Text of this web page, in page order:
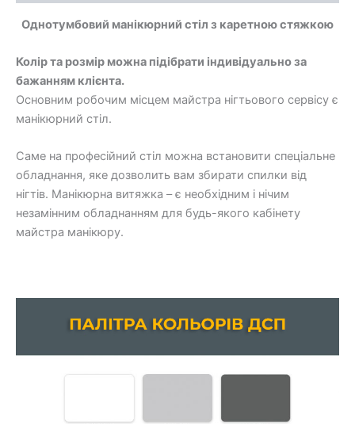
Однотумбовий манікюрний стіл з каретною стяжкою
Колір та розмір можна підібрати індивідуально за
бажанням клієнта.
Основним робочим місцем майстра нігтьового сервісу є
манікюрний стіл.
Саме на професійний стіл можна встановити спеціальне
обладнання, яке дозволить вам збирати спилки від
нігтів. Манікюрна витяжка – є необхідним і нічим
незамінним обладнанням для будь-якого кабінету
майстра манікюру.